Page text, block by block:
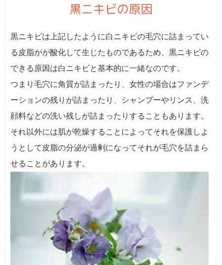
黒ニキビの原因
黒ニキビは上記したように白ニキビの毛穴に詰まってい
る皮脂がが酸化して生じたものであるため、黒ニキビの
できる原因は白ニキビと基本的に一緒なのです。
つまり毛穴に角質が詰まったり、女性の場合はファンデ
ーションの残りが詰まったり、シャンプーやリンス、洗
顔料などの洗い残しが詰まったりすることもあります。
それ以外には肌が乾燥することによってそれを保護しよ
うとして皮脂の分泌が過剰になってそれが毛穴を詰まら
せることがあります。